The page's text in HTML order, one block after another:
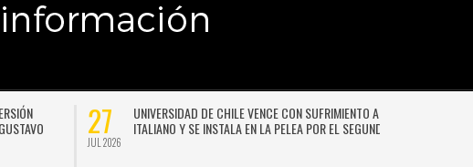
27
JUL 2026
UNIVERSIDAD DE CHILE VENCE CON SUFRIMIENTO A AUDAX
ITALIANO Y SE INSTALA EN LA PELEA POR EL SEGUNDO LUGAR